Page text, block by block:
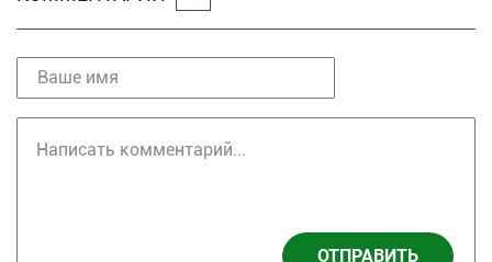
ОТПРАВИТЬ